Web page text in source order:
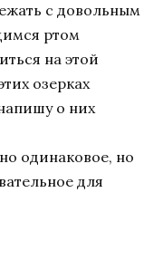
с довольным
ртом
на этой
озерках
о них
одинаковое, но
для